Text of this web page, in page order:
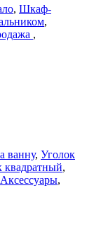
, Шкаф-
,
,
ванну, Уголок
квадратный,
Аксессуары,